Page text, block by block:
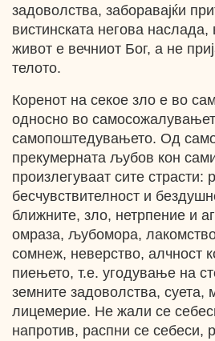
задоволства, заборавајќи
вистинската негова наслада,
живот е вечниот Бог, а не
телото.
Коренот на секое зло е во
односно во
самопоштедувањето. Од
прекумерната љубов кон
произлегуваат сите страсти:
бесчувствителност и
ближните, зло, нетрпение и
омраза, љубомора,
сомнеж, неверство, алчност
пиењето, т.е. угодување на
земните задоволства, суета,
лицемерие. Не жали се
напротив, распни се себеси,